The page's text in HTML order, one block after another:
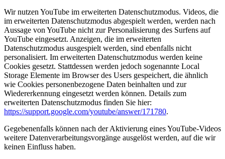
Wir nutzen YouTube im erweiterten Datenschutzmodus. Videos, die
im erweiterten Datenschutzmodus abgespielt werden, werden nach
Aussage von YouTube nicht zur Personalisierung des Surfens auf
YouTube eingesetzt. Anzeigen, die im erweiterten
Datenschutzmodus ausgespielt werden, sind ebenfalls nicht
personalisiert. Im erweiterten Datenschutzmodus werden keine
Cookies gesetzt. Stattdessen werden jedoch sogenannte Local
Storage Elemente im Browser des Users gespeichert, die ähnlich
wie Cookies personenbezogene Daten beinhalten und zur
Wiedererkennung eingesetzt werden können. Details zum
erweiterten Datenschutzmodus finden Sie hier:
https://support.google.com/youtube/answer/171780.
Gegebenenfalls können nach der Aktivierung eines YouTube-Videos
weitere Datenverarbeitungsvorgänge ausgelöst werden, auf die wir
keinen Einfluss haben.